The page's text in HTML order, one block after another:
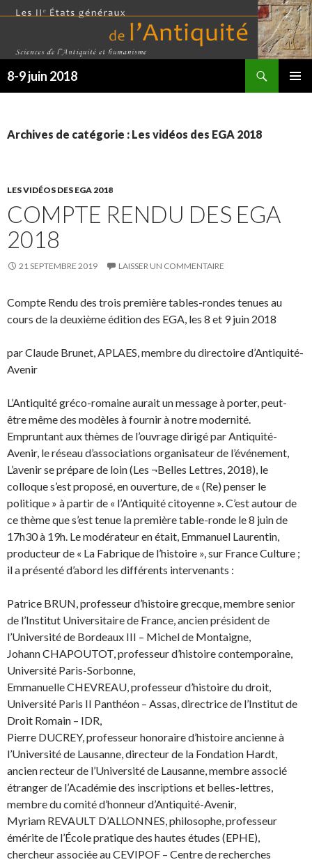
8-9 juin 2018
Archives de catégorie : Les vidéos des EGA 2018
LES VIDÉOS DES EGA 2018
COMPTE RENDU DES EGA
2018
21 SEPTEMBRE 2019 LAISSER UN COMMENTAIRE
Compte Rendu des trois première tables-rondes tenues au
cours de la deuxième édition des EGA, les 8 et 9 juin 2018
par Claude Brunet, APLAES, membre du directoire d’Antiquité-
Avenir
L’Antiquité gréco-romaine aurait un message à porter, peut-
être même des modèles à fournir à notre modernité.
Empruntant aux thèmes de l’ouvrage dirigé par Antiquité-
Avenir, le réseau d’associations organisateur de l’événement,
L’avenir se prépare de loin (Les ¬Belles Lettres, 2018), le
colloque s’est proposé, en ouverture, de « (Re) penser le
politique » à partir de « l’Antiquité citoyenne ». C’est autour de
ce thème que s’est tenue la première table-ronde le 8 juin de
17h30 à 19h. Le modérateur en était, Emmanuel Laurentin,
producteur de « La Fabrique de l’histoire », sur France Culture ;
il a présenté d’abord les différents intervenants :
Patrice BRUN, professeur d’histoire grecque, membre senior
de l’Institut Universitaire de France, ancien président de
l’Université de Bordeaux III – Michel de Montaigne,
Johann CHAPOUTOT, professeur d’histoire contemporaine,
Université Paris-Sorbonne,
Emmanuelle CHEVREAU, professeur d’histoire du droit,
Université Paris II Panthéon – Assas, directrice de l’Institut de
Droit Romain – IDR,
Pierre DUCREY, professeur honoraire d’histoire ancienne à
l’Université de Lausanne, directeur de la Fondation Hardt,
ancien recteur de l’Université de Lausanne, membre associé
étranger de l’Académie des inscriptions et belles-lettres,
membre du comité d’honneur d’Antiquité-Avenir,
Myriam REVAULT D’ALLONNES, philosophe, professeur
émérite de l’École pratique des hautes études (EPHE),
chercheur associée au CEVIPOF – Centre de recherches